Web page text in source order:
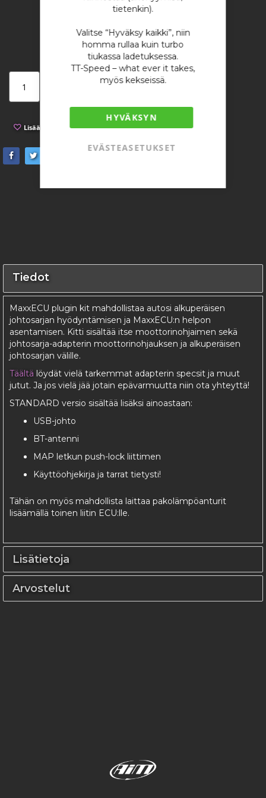
tietenkin).
Valitse “Hyväksy kaikki”, niin
homma rullaa kuin turbo
tiukassa ladetuksessa.
TT-Speed – what ever it takes,
myös kekseissä.
HYVÄKSYN
EVÄSTEASETUKSET
1 655,93 €
Lisää ostoskoriin
Lisää toivelistaan Lisää vertailuun
Tiedot
MaxxECU plugin kit mahdollistaa autosi alkuperäisen
johtosarjan hyödyntämisen ja MaxxECU:n helpon
asentamisen. Kitti sisältää itse moottorinohjaimen sekä
johtosarja-adapterin moottorinohjauksen ja alkuperäisen
johtosarjan välille.
Täältä löydät vielä tarkemmat adapterin specsit ja muut
jutut. Ja jos vielä jää jotain epävarmuutta niin ota yhteyttä!
STANDARD versio sisältää lisäksi ainoastaan:
USB-johto
BT-antenni
MAP letkun push-lock liittimen
Käyttöohjekirja ja tarrat tietysti!
Tähän on myös mahdollista laittaa pakolämpöanturit
lisäämällä toinen liitin ECU:lle.
Lisätietoja
Arvostelut